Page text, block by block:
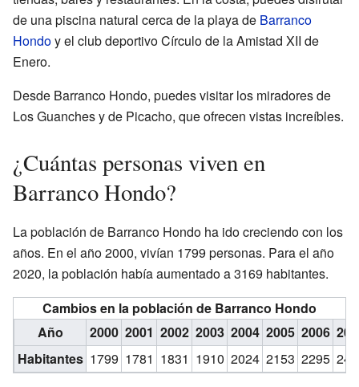
de una piscina natural cerca de la playa de Barranco
Hondoy el club deportivo Círculo de la Amistad XII de
Enero.
Desde Barranco Hondo, puedes visitar los miradores de
Los Guanches y de Picacho, que ofrecen vistas increíbles.
¿Cuántas personas viven en
Barranco Hondo?
La población de Barranco Hondo ha ido creciendo con los
años. En el año 2000, vivían 1799 personas. Para el año
2020, la población había aumentado a 3169 habitantes.
Cambios en la población de Barranco Hondo
Año
2000 2001 2002 2003 2004 2005 2006
Habitantes 1799 1781 1831 1910 2024 2153 2295